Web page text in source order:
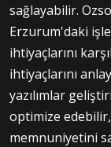
sağlayabilir.
Erzurum'daki
ihtiyaçlarını
ihtiyaçlarını
yazılımlar
optimize
memnuniyetini